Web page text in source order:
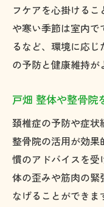
フケアを心掛ける
や寒い季節は室内
るなど、環境に応
の予防と健康維持が
戸畑 整体や整骨院
頚椎症の予防や症
整骨院の活用が効
慣のアドバイスを
体の歪みや筋肉の
なげることができま